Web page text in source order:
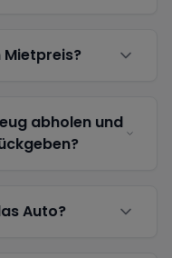
Mietpreis?
abholen und
Auto?